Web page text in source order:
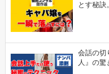
とす秘訣。
会話の切
人』の驚